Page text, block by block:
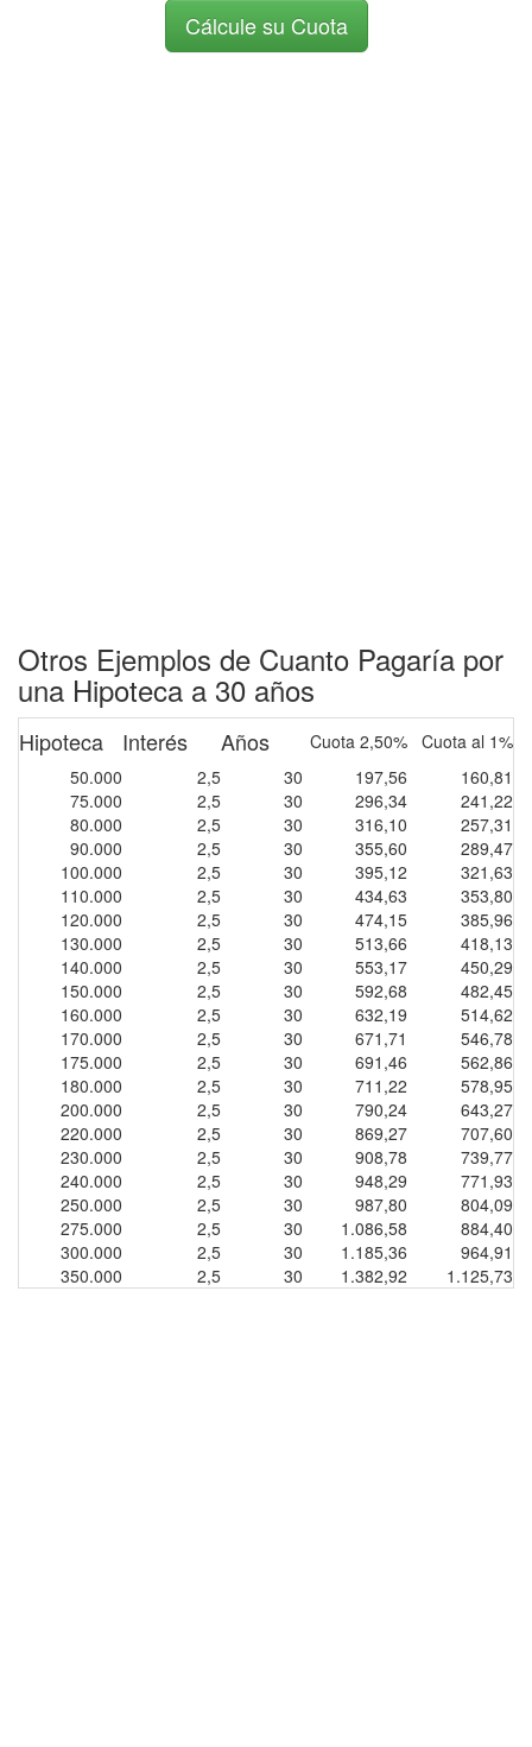
Cálcule su Cuota
Otros Ejemplos de Cuanto Pagaría por
una Hipoteca a 30 años
Hipoteca Interés Años Cuota 2,50% Cuota al 1%
50.000
2,5 30 197,56
160,81
75.000
2,5 30 296,34
241,22
80.000
2,5 30 316,10
257,31
90.000
2,5 30 355,60
289,47
100.000
2,5 30 395,12
321,63
110.000
2,5 30 434,63
353,80
120.000
2,5 30 474,15
385,96
130.000
2,5 30 513,66
418,13
140.000
2,5 30 553,17
450,29
150.000
2,5 30 592,68
482,45
160.000
2,5 30 632,19
514,62
170.000
2,5 30 671,71
546,78
175.000
2,5 30 691,46
562,86
180.000
2,5 30 711,22
578,95
200.000
2,5 30 790,24
643,27
220.000
2,5 30 869,27
707,60
230.000
2,5 30 908,78
739,77
240.000
2,5 30 948,29
771,93
250.000
2,5 30 987,80
804,09
275.000
2,5 30 1.086,58
884,40
300.000
2,5 30 1.185,36
964,91
350.000
2,5 30 1.382,92 1.125,73